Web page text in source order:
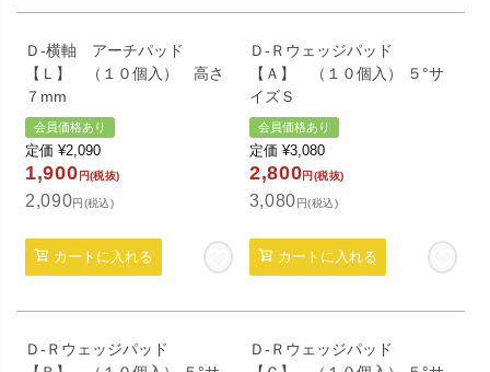
Ｄ-横軸 アーチパッド
【Ｌ】 （１０個入） 高さ
７mm
会員価格あり
定価 ¥2,090
1,900 円(税抜)
2,090円(税込)
カートに入れる
Ｄ-Ｒウェッジパッド
【Ａ】 （１０個入） ５°サ
イズＳ
会員価格あり
定価 ¥3,080
2,800円(税抜)
3,080円(税込)
カートに入れる
Ｄ-Ｒウェッジパッド
Ｄ-Ｒウェッジパッド